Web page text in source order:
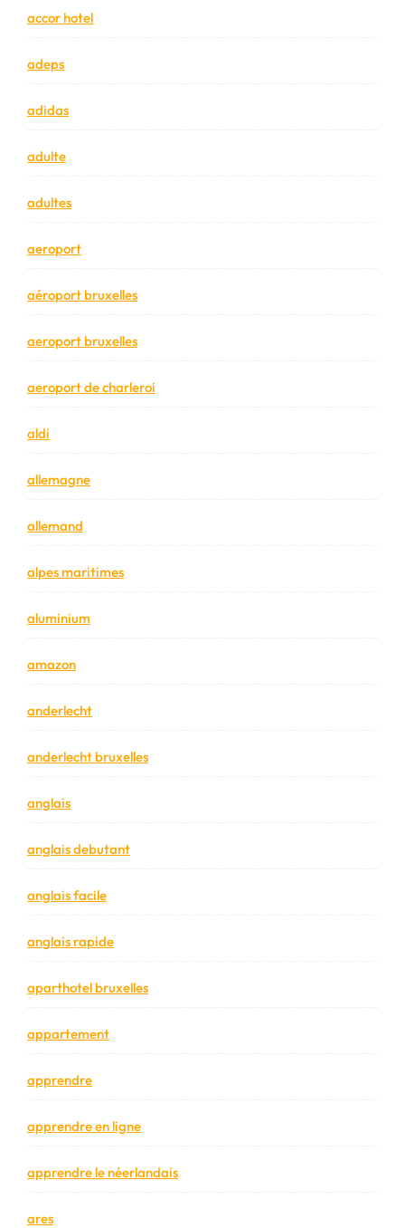
accor hotel
adeps
adidas
adulte
adultes
aeroport
aéroport bruxelles
aeroport bruxelles
aeroport de charleroi
aldi
allemagne
allemand
alpes maritimes
aluminium
amazon
anderlecht
anderlecht bruxelles
anglais
anglais debutant
anglais facile
anglais rapide
aparthotel bruxelles
appartement
apprendre
apprendre en ligne
apprendre le néerlandais
ares